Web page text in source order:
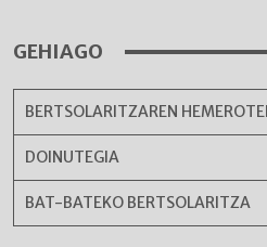
GEHIAGO
BERTSOLARITZAREN
DOINUTEGIA
BAT-BATEKO BERTSOLARITZA